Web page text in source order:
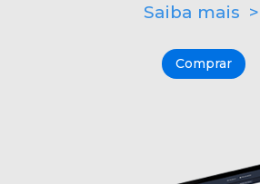
Saiba mais >
Comprar